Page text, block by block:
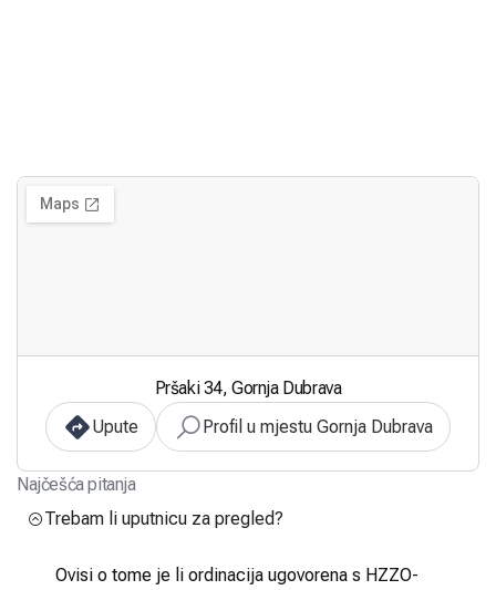
Pršaki 34, Gornja Dubrava
Upute
Profil u mjestu Gornja Dubrava
Najčešća pitanja
Trebam li uputnicu za pregled?
Ovisi o tome je li ordinacija ugovorena s HZZO-